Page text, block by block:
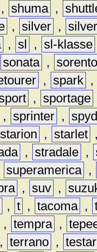
, shuma ,
, silver ,
, sl , sl-klasse
sonata ,
, spark ,
, sportage
, sprinter ,
starion , starlet
, stradale ,
superamerica ,
, suv ,
, t , tacoma ,
, tempra ,
, terrano ,